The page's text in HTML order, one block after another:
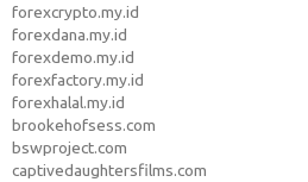
forexcrypto.my.id
forexdana.my.id
forexdemo.my.id
forexfactory.my.id
forexhalal.my.id
brookehofsess.com
bswproject.com
captivedaughtersfilms.com